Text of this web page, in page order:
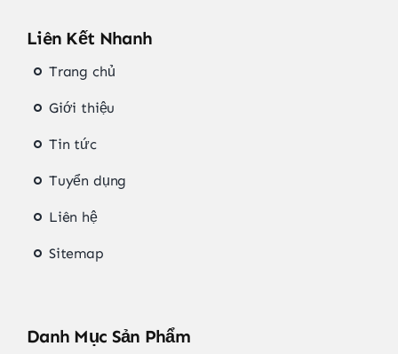
Liên Kết Nhanh
Trang chủ
Giới thiệu
Tin tức
Tuyển dụng
Liên hệ
Sitemap
Danh Mục Sản Phẩm